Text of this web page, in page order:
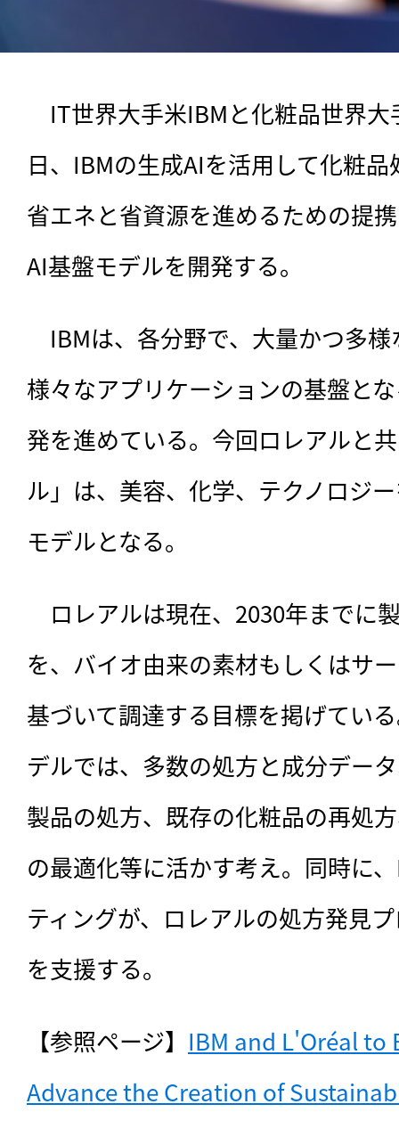
IT世界大手米IBMと化粧品世界大
日、IBMの生成AIを活用して化粧
省エネと省資源を進めるための提
AI基盤モデルを開発する。
IBMは、 各分野で、大量かつ多
様々なアプリケーションの基盤と
発を進めている。今回ロレアルと
ル」は、美容、化学、テクノロジ
モデルとなる。
ロレアルは現在、2030年までに
を、バイオ由来の素材もしくはサ
基づいて調達する目標を掲げてい
デルでは、多数の処方と成分デー
製品の処方、既存の化粧品の再処
の最適化等に活かす考え。同時に
ティングが、ロレアルの処方発見
を支援する。
【参照ページ】 IBM and L'Oréal to
Advance the Creation of